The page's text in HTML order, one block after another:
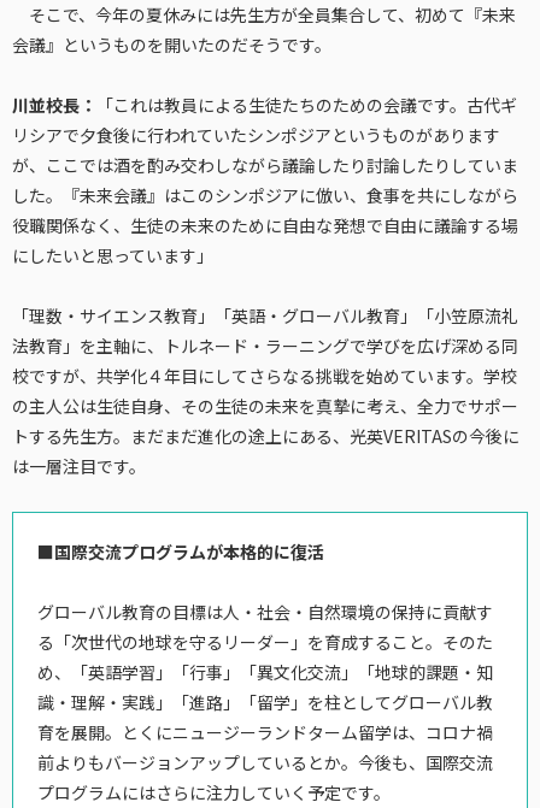
そこで、今年の夏休みには先生方が全員集合して、初めて『未来
会議』というものを開いたのだそうです。
川並校長：
「これは教員による生徒たちのための会議です。古代ギ
リシアで夕食後に行われていたシンポジアというものがあります
が、ここでは酒を酌み交わしながら議論したり討論したりしていま
した。『未来会議』はこのシンポジアに倣い、食事を共にしながら
役職関係なく、生徒の未来のために自由な発想で自由に議論する場
にしたいと思っています」
「理数・サイエンス教育」「英語・グローバル教育」「小笠原流礼
法教育」を主軸に、トルネード・ラーニングで学びを広げ深める同
校ですが、共学化４年目にしてさらなる挑戦を始めています。学校
の主人公は生徒自身、その生徒の未来を真摯に考え、全力でサポー
トする先生方。まだまだ進化の途上にある、光英VERITASの今後に
は一層注目です。
■国際交流プログラムが本格的に復活
グローバル教育の目標は人・社会・自然環境の保持に貢献す
る「次世代の地球を守るリーダー」を育成すること。そのた
め、「英語学習」「行事」「異文化交流」「地球的課題・知
識・理解・実践」「進路」「留学」を柱としてグローバル教
育を展開。とくにニュージーランドターム留学は、コロナ禍
前よりもバージョンアップしているとか。今後も、国際交流
プログラムにはさらに注力していく予定です。